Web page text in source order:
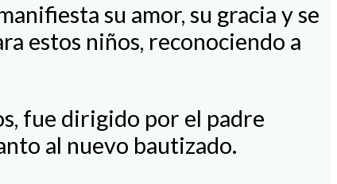
su amor, su gracia y se
estos niños, reconociendo a
fue dirigido por el padre
al nuevo bautizado.